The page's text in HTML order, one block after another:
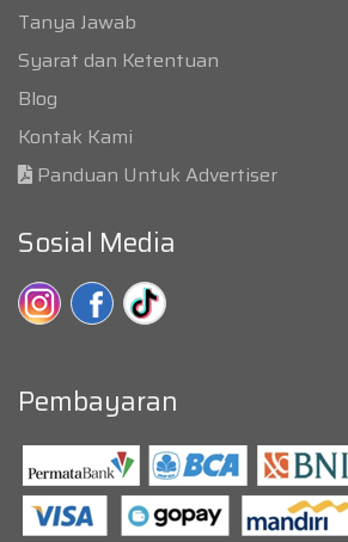
Tanya Jawab
Syarat dan Ketentuan
Blog
Kontak Kami
Panduan Untuk Advertiser
Sosial Media
Pembayaran